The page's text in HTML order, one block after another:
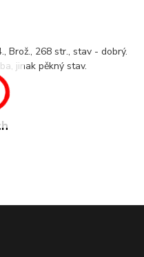
Brož., 268 str., stav - dobrý.
jinak pěkný stav.